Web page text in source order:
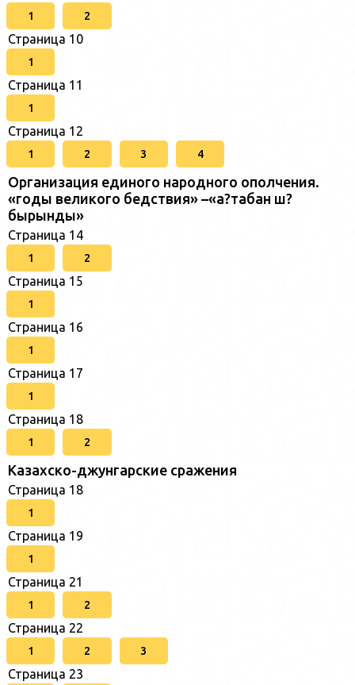
1 2
Страница 10
1
Страница 11
1
Страница 12
1 2 3 4
Организация единого народного ополчения.
«годы великого бедствия» –«а?табан ш?
бырынды»
Страница 14
1 2
Страница 15
1
Страница 16
1
Страница 17
1
Страница 18
1 2
Казахско-джунгарские сражения
Страница 18
1
Страница 19
1
Страница 21
1 2
Страница 22
1 2 3
Страница 23